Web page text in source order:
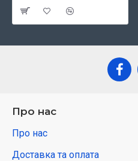
Про нас
Про нас
Доставка та оплата